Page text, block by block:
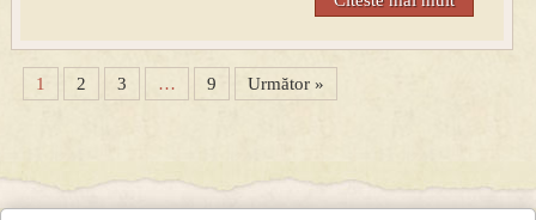
1 2 3 … 9 Următor »